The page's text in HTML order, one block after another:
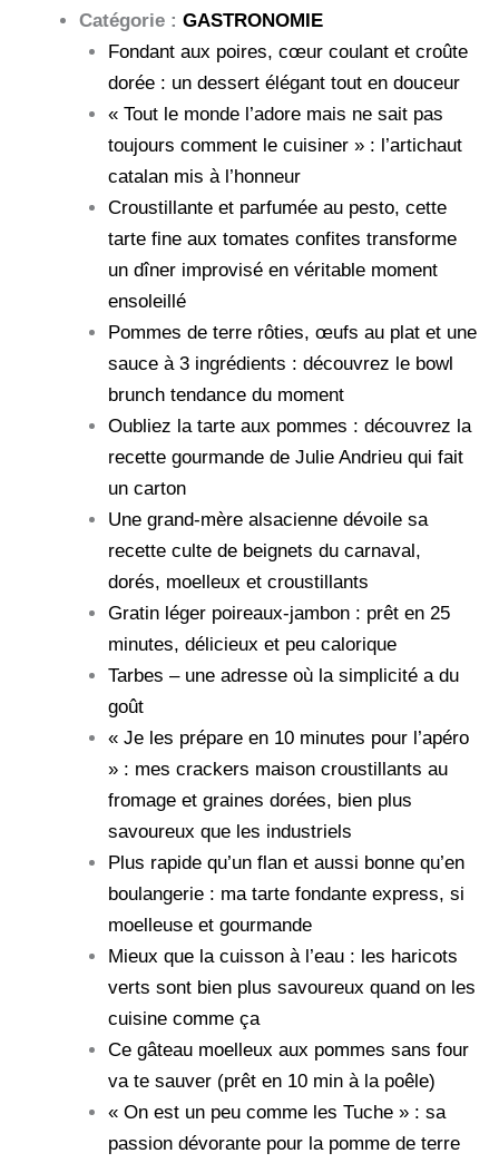
Catégorie : GASTRONOMIE
Fondant aux poires, cœur coulant et croûte
dorée : un dessert élégant tout en douceur
« Tout le monde l’adore mais ne sait pas
toujours comment le cuisiner » : l’artichaut
catalan mis à l’honneur
Croustillante et parfumée au pesto, cette
tarte fine aux tomates confites transforme
un dîner improvisé en véritable moment
ensoleillé
Pommes de terre rôties, œufs au plat et une
sauce à 3 ingrédients : découvrez le bowl
brunch tendance du moment
Oubliez la tarte aux pommes : découvrez la
recette gourmande de Julie Andrieu qui fait
un carton
Une grand-mère alsacienne dévoile sa
recette culte de beignets du carnaval,
dorés, moelleux et croustillants
Gratin léger poireaux-jambon : prêt en 25
minutes, délicieux et peu calorique
Tarbes – une adresse où la simplicité a du
goût
« Je les prépare en 10 minutes pour l’apéro
» : mes crackers maison croustillants au
fromage et graines dorées, bien plus
savoureux que les industriels
Plus rapide qu’un flan et aussi bonne qu’en
boulangerie : ma tarte fondante express, si
moelleuse et gourmande
Mieux que la cuisson à l’eau : les haricots
verts sont bien plus savoureux quand on les
cuisine comme ça
Ce gâteau moelleux aux pommes sans four
va te sauver (prêt en 10 min à la poêle)
« On est un peu comme les Tuche » : sa
passion dévorante pour la pomme de terre